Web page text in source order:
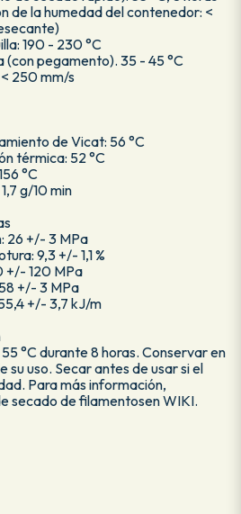
de la humedad del contenedor: <
190 - 230 °C
(con pegamento). 35 - 45 °C
250 mm/s
de Vicat: 56 °C
térmica: 52 °C
°C
g/10 min
26 +/- 3 MPa
9,3 +/- 1,1 %
+/- 120 MPa
+/- 3 MPa
+/- 3,7 kJ/m
°C durante 8 horas. Conservar en
su uso. Secar antes de usar si el
Para más información,
secado de filamentosen WIKI.